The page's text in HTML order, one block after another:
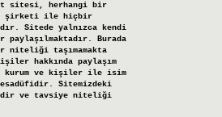
sitesi, herhangi bir
şirketi ile hiçbir
Sitede yalnızca kendi
paylaşılmaktadır. Burada
niteliği taşımamakta
hakkında paylaşım
kurum ve kişiler ile isim
Sitemizdeki
ve tavsiye niteliği